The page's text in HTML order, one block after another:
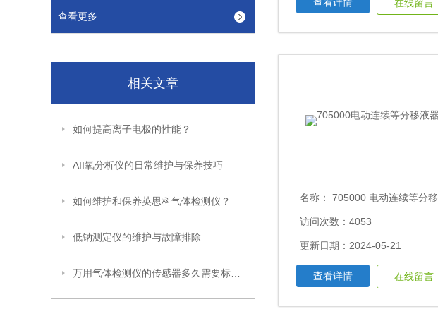
查看更多
相关文章
如何提高离子电极的性能？
AII氧分析仪的日常维护与保养技巧
如何维护和保养英思科气体检测仪？
低钠测定仪的维护与故障排除
在线留言
名称： 705000 电动连续等分移液器
访问次数：4053
更新日期：2024-05-21
查看详情 在线留言